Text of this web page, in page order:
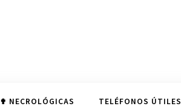
✟ NECROLÓGICAS TELÉFONOS ÚTILES